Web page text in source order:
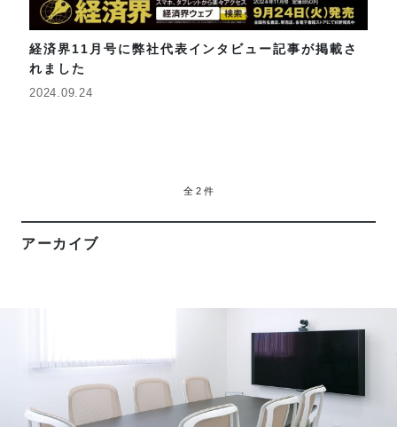
経済界11月号に弊社代表インタビュー記事が掲載さ
れました
2024.09.24
全 2 件
アーカイブ